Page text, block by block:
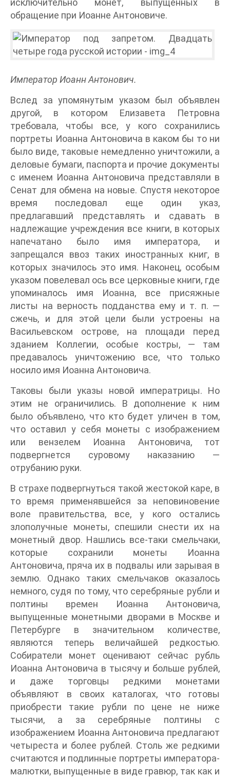
исключительно монет, выпущенных в
обращение при Иоанне Антоновиче.
Император Иоанн Антонович.
Вслед за упомянутым указом был объявлен
другой, в котором Елизавета Петровна
требовала, чтобы все, у кого сохранились
портреты Иоанна Антоновича в каком бы то ни
было виде, таковые немедленно уничтожили, а
деловые бумаги, паспорта и прочие документы
с именем Иоанна Антоновича представляли в
Сенат для обмена на новые. Спустя некоторое
время последовал еще один указ,
предлагавший представлять и сдавать в
надлежащие учреждения все книги, в которых
напечатано было имя императора, и
запрещался ввоз таких иностранных книг, в
которых значилось это имя. Наконец, особым
указом повелевал ось все церковные книги, где
упоминалось имя Иоанна, все присяжные
листы на верность подданства ему и т. п. —
сжечь, и для этой цели были устроены на
Васильевском острове, на площади перед
зданием Коллегии, особые костры, — там
предавалось уничтожению все, что только
носило имя Иоанна Антоновича.
Таковы были указы новой императрицы. Но
этим не ограничились. В дополнение к ним
было объявлено, что кто будет уличен в том,
что оставил у себя монеты с изображением
или вензелем Иоанна Антоновича, тот
подвергнется суровому наказанию —
отрубанию руки.
В страхе подвергнуться такой жестокой каре, в
то время применявшейся за неповиновение
воле правительства, все, у кого остались
злополучные монеты, спешили снести их на
монетный двор. Нашлись все-таки смельчаки,
которые сохранили монеты Иоанна
Антоновича, пряча их в подвалы или зарывая в
землю. Однако таких смельчаков оказалось
немного, судя по тому, что серебряные рубли и
полтины времен Иоанна Антоновича,
выпущенные монетными дворами в Москве и
Петербурге в значительном количестве,
являются теперь величайшей редкостью.
Собиратели монет оценивают сейчас рубль
Иоанна Антоновича в тысячу и больше рублей,
и даже торговцы редкими монетами
объявляют в своих каталогах, что готовы
приобрести такие рубли по цене не ниже
тысячи, а за серебряные полтины с
изображением Иоанна Антоновича предлагают
четыреста и более рублей. Столь же редкими
считаются и подлинные портреты императора-
малютки, выпущенные в виде гравюр, так как и